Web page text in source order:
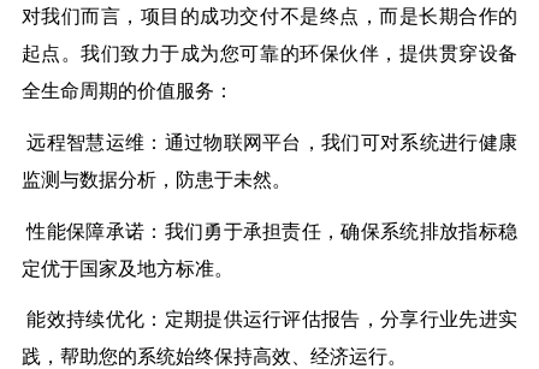
对我们而言，项目的成功交付不是终点，而是长期合作的
起点。我们致力于成为您可靠的环保伙伴，提供贯穿设备
全生命周期的价值服务：
远程智慧运维：通过物联网平台，我们可对系统进行健康
监测与数据分析，防患于未然。
性能保障承诺：我们勇于承担责任，确保系统排放指标稳
定优于国家及地方标准。
能效持续优化：定期提供运行评估报告，分享行业先进实
践，帮助您的系统始终保持高效、经济运行。